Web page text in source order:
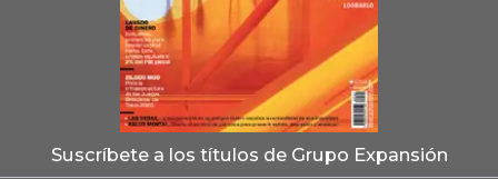
Suscríbete a los títulos de Grupo Expansión